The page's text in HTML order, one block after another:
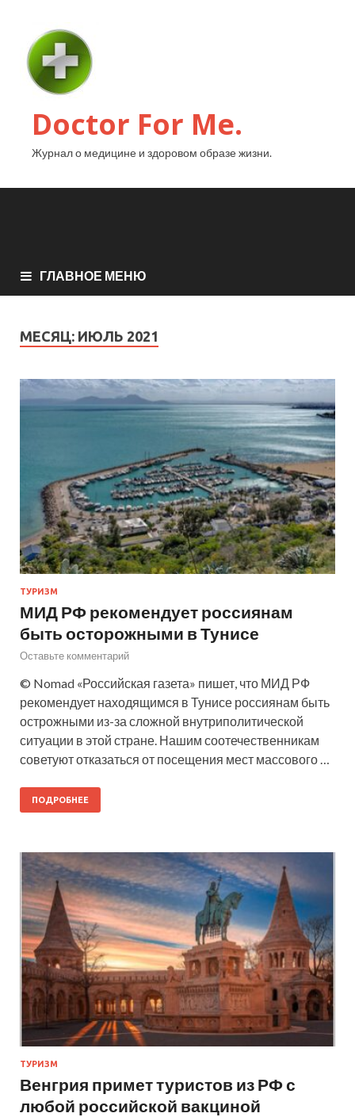
Doctor For Me.
Журнал о медицине и здоровом образе жизни.
ГЛАВНОЕ МЕНЮ
МЕСЯЦ: ИЮЛЬ 2021
ТУРИЗМ
МИД РФ рекомендует россиянам
быть осторожными в Тунисе
Оставьте комментарий
© Nomad «Российская газета» пишет, что МИД РФ
рекомендует находящимся в Тунисе россиянам быть
острожными из-за сложной внутриполитической
ситуации в этой стране. Нашим соотечественникам
советуют отказаться от посещения мест массового …
ПОДРОБНЕЕ
ТУРИЗМ
Венгрия примет туристов из РФ с
любой российской вакциной